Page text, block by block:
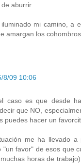
aburrir.
mi camino, a
amargan los
8/09 10:06
caso es que desde
que NO,
puedes hacer un
me ha llevado
"un favor" de esos que
horas de